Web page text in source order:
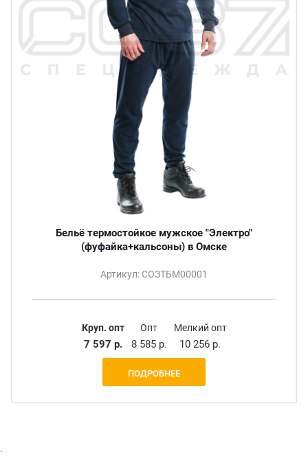
Бельё термостойкое мужское "Электро"
(фуфайка+кальсоны) в Омске
Артикул: СОЗТБМ00001
Круп. опт
7 597 р.
Опт
8 585 р.
Мелкий опт
10 256 р.
ПОДРОБНЕЕ
.